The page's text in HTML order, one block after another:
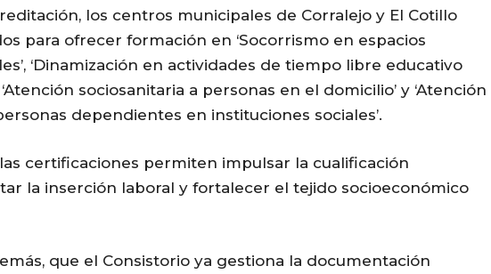
los centros municipales de Corralejo y El Cotillo
para ofrecer formación en ‘Socorrismo en espacios
‘Dinamización en actividades de tiempo libre educativo
sociosanitaria a personas en el domicilio’ y ‘Atención
dependientes en instituciones sociales’.
certificaciones permiten impulsar la cualificación
la inserción laboral y fortalecer el tejido socioeconómico
que el Consistorio ya gestiona la documentación